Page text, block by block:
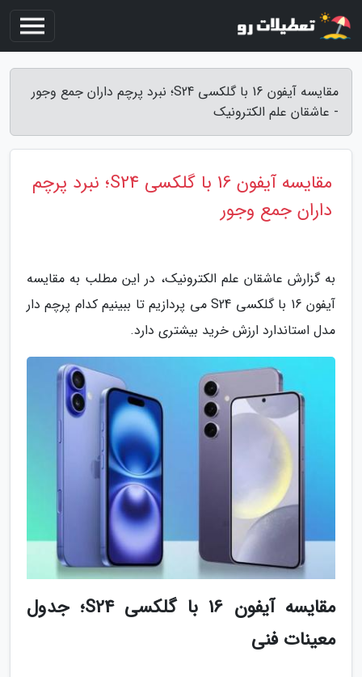
مقایسه آیفون 16 با گلکسی S24؛ نبرد پرچم داران جمع وجور
- عاشقان علم الکترونیک
مقایسه آیفون 16 با گلکسی S24؛ نبرد پرچم
داران جمع وجور
به گزارش عاشقان علم الکترونیک، در این مطلب به مقایسه
آیفون 16 با گلکسی S24 می پردازیم تا ببینیم کدام پرچم دار
مدل استاندارد ارزش خرید بیشتری دارد.
مقایسه آیفون 16 با گلکسی S24؛ جدول
معینات فنی